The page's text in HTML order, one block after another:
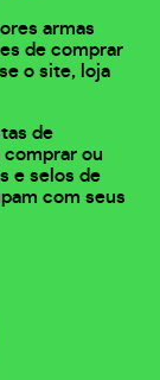
armas
de comprar
se o site, loja
de
ou
e selos de
com seus